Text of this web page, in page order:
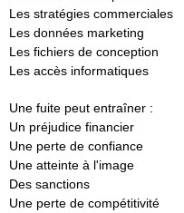
Les stratégies commerciales
Les données marketing
Les fichiers de conception
Les accès informatiques
Une fuite peut entraîner :
Un préjudice financier
Une perte de confiance
Une atteinte à l'image
Des sanctions
Une perte de compétitivité